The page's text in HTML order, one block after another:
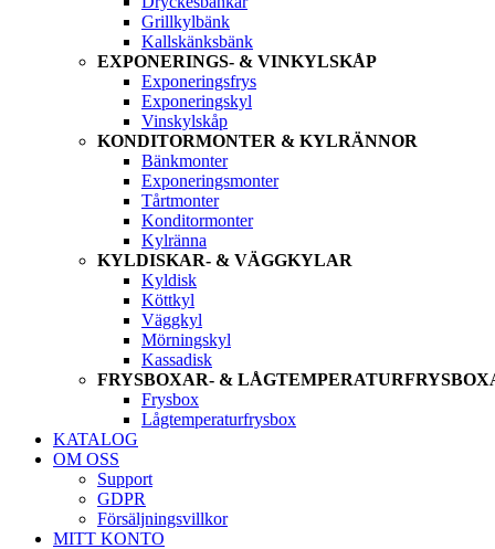
Grillkylbänk
Kallskänksbänk
EXPONERINGS- & VINKYLSKÅP
Exponeringsfrys
Exponeringskyl
Vinskylskåp
KONDITORMONTER & KYLRÄNNOR
Bänkmonter
Exponeringsmonter
Tårtmonter
Konditormonter
Kylränna
KYLDISKAR- & VÄGGKYLAR
Kyldisk
Köttkyl
Väggkyl
Mörningskyl
Kassadisk
FRYSBOXAR- &
Frysbox
Lågtemperaturfrysbox
KATALOG
OM OSS
Support
GDPR
Försäljningsvillkor
MITT KONTO